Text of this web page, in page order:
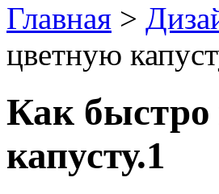
Главная >
цветную
Как быстро
капусту.1